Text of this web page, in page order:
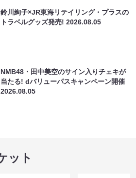
鈴川絢子×JR東海リテイリング・プラスの
トラベルグッズ発売!2026.08.05
NMB48・田中美空のサイン入りチェキが
当たる! dバリューパスキャンペーン開催
2026.08.05
ット